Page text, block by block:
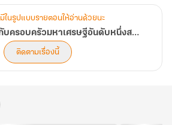
ในรูปแบบรายตอนให้อ่านด้วยนะ
[จบ] หนูน้อยอันอันกับครอบครัวมหาเศรษฐีอันดับหนึ่งสายเปย์
ติดตามเรื่องนี้